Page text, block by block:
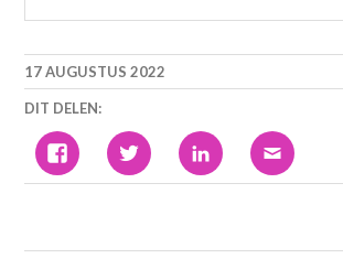
17 AUGUSTUS 2022
DIT DELEN:
KLIK
OM
TE
DELEN
OP
NIEUW
KLIK
OM
TE
DELEN
MET
NIEUW
KLIK
OM
OP
LINKEDIN
TE
NIEUW
KLIK
OM
DIT
TE
E-
(WORDT